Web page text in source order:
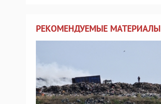
РЕКОМЕНДУЕМЫЕ МАТЕРИАЛЫ